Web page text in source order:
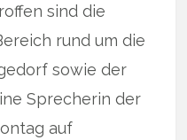
sind die
rund um die
sowie der
Sprecherin der
auf